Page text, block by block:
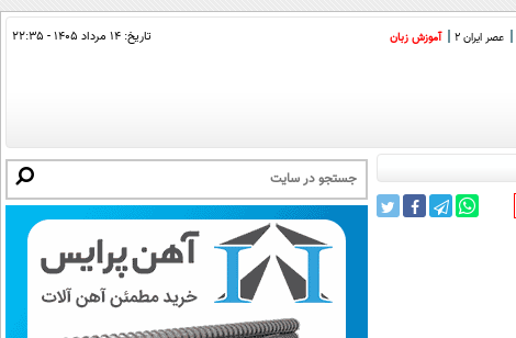
عصر ایران 2 آموزش زبان تاریخ: ۱۴ مرداد ۱۴۰۵ - ۲۲:۳۵